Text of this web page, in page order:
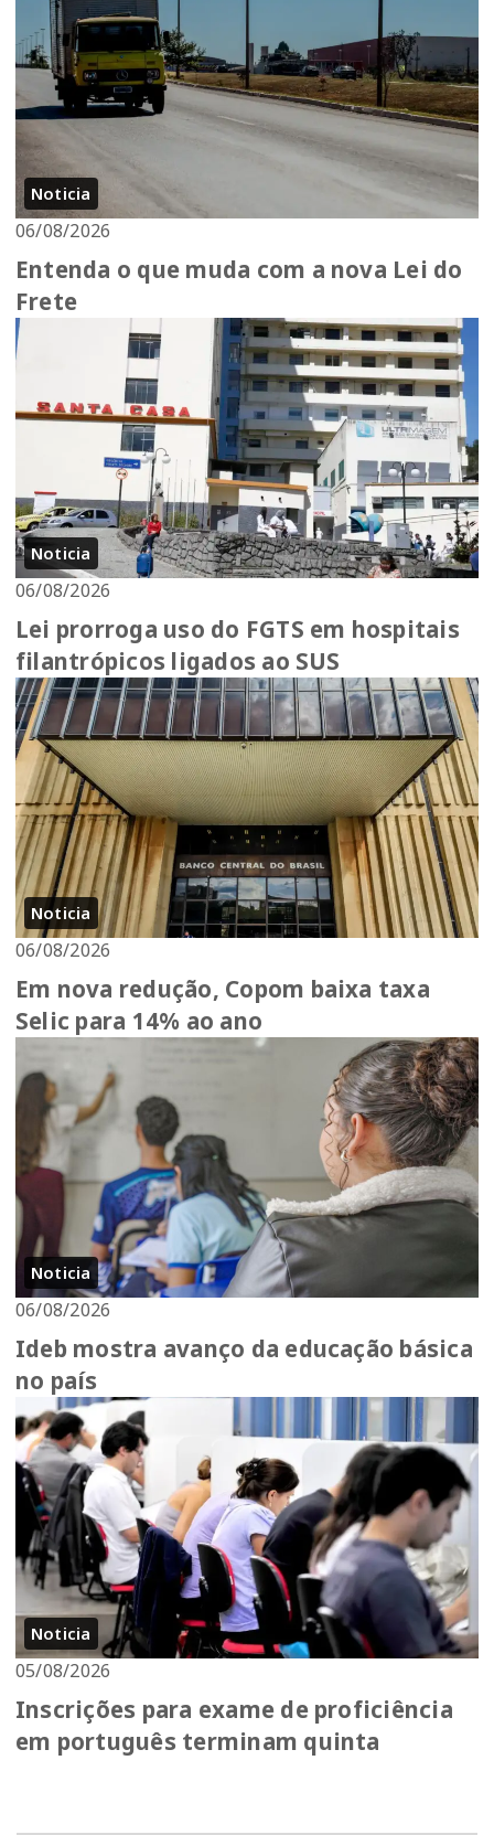
Noticia
06/08/2026
Entenda o que muda com a nova Lei do
Frete
Noticia
06/08/2026
Lei prorroga uso do FGTS em hospitais
filantrópicos ligados ao SUS
Noticia
06/08/2026
Em nova redução, Copom baixa taxa
Selic para 14% ao ano
Noticia
06/08/2026
Ideb mostra avanço da educação básica
no país
Noticia
05/08/2026
Inscrições para exame de proficiência
em português terminam quinta